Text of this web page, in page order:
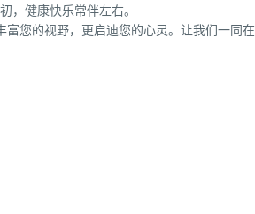
，健康快乐常伴左右。
您的视野，更启迪您的心灵。让我们一同在